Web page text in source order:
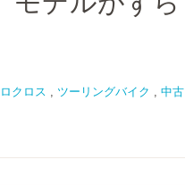
クロス , ツーリングバイク , 中